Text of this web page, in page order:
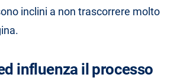
inclini a non trascorrere molto
influenza il processo